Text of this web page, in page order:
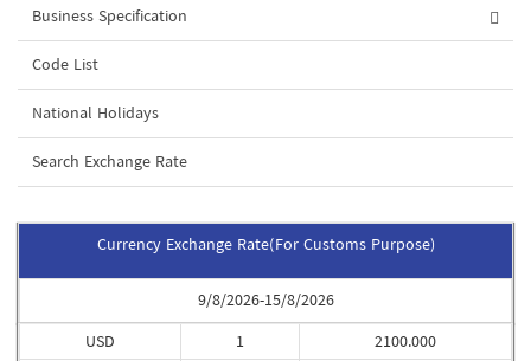
Business Specification
Code List
National Holidays
Search Exchange Rate
Currency Exchange Rate(For Customs Purpose)
9/8/2026-15/8/2026
USD
1
2100.000